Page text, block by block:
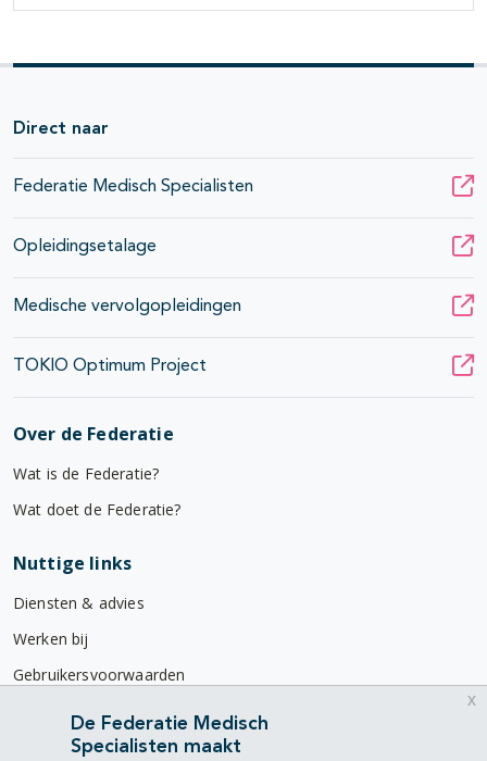
Direct naar
Federatie Medisch Specialisten
Opleidingsetalage
Medische vervolgopleidingen
TOKIO Optimum Project
Over de Federatie
Wat is de Federatie?
Wat doet de Federatie?
Nuttige links
Diensten & advies
Werken bij
Gebruikersvoorwaarden
Privacyverklaring
De Federatie Medisch
Specialisten maakt
x